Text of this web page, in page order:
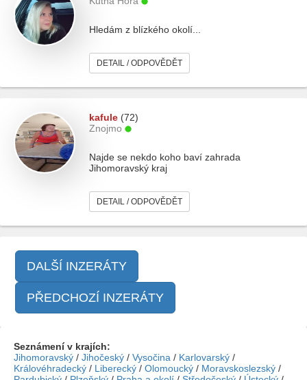
Hledám z blízkého okolí...
DETAIL / ODPOVĚDĚT
kafule (72)
Znojmo
Najde se nekdo koho baví zahrada
Jihomoravský kraj
DETAIL / ODPOVĚDĚT
DALŠÍ INZERÁTY
PŘEDCHOZÍ INZERÁTY
Seznámení v krajích:
Jihomoravský / Jihočeský / Vysočina / Karlovarský /
Královéhradecký / Liberecký / Olomoucký / Moravskoslezský /